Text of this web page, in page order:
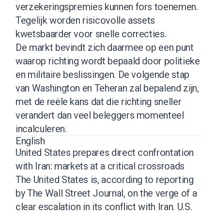
verzekeringspremies kunnen fors toenemen.
Tegelijk worden risicovolle assets
kwetsbaarder voor snelle correcties.
De markt bevindt zich daarmee op een punt
waarop richting wordt bepaald door politieke
en militaire beslissingen. De volgende stap
van Washington en Teheran zal bepalend zijn,
met de reële kans dat die richting sneller
verandert dan veel beleggers momenteel
incalculeren.
English
United States prepares direct confrontation
with Iran: markets at a critical crossroads
The United States is, according to reporting
by The Wall Street Journal, on the verge of a
clear escalation in its conflict with Iran. U.S.